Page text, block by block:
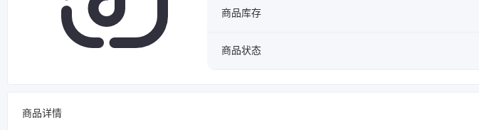
商品库存
商品状态
商品详情